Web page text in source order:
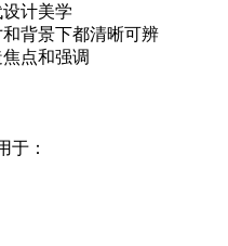
设计美学
和背景下都清晰可辨
焦点和强调
于：